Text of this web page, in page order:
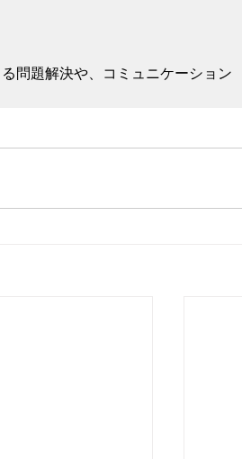
題解決や、コミュニケーション